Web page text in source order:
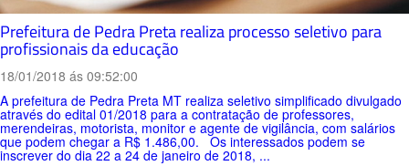
Prefeitura de Pedra Preta realiza processo seletivo para
profissionais da educação
18/01/2018 ás 09:52:00
A prefeitura de Pedra Preta MT realiza seletivo simplificado divulgado
através do edital 01/2018 para a contratação de professores,
merendeiras, motorista, monitor e agente de vigilância, com salários
que podem chegar a R$ 1.486,00. Os interessados podem se
inscrever do dia 22 a 24 de janeiro de 2018, ...